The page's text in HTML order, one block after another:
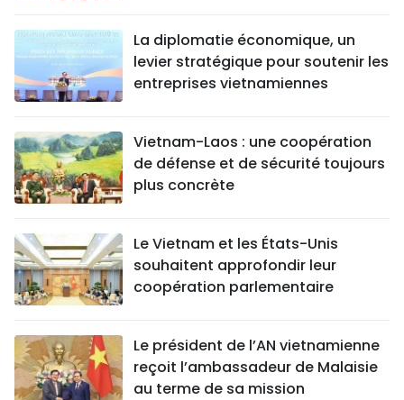
La diplomatie économique, un
levier stratégique pour soutenir les
entreprises vietnamiennes
Vietnam-Laos : une coopération
de défense et de sécurité toujours
plus concrète
Le Vietnam et les États-Unis
souhaitent approfondir leur
coopération parlementaire
Le président de l’AN vietnamienne
reçoit l’ambassadeur de Malaisie
au terme de sa mission